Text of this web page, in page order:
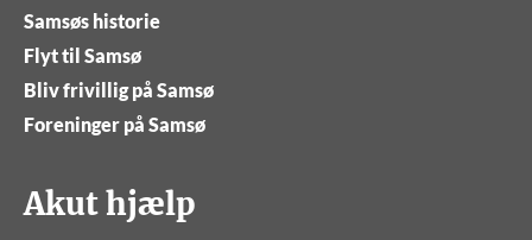
Samsøs historie
Flyt til Samsø
Bliv frivillig på Samsø
Foreninger på Samsø
Akut hjælp